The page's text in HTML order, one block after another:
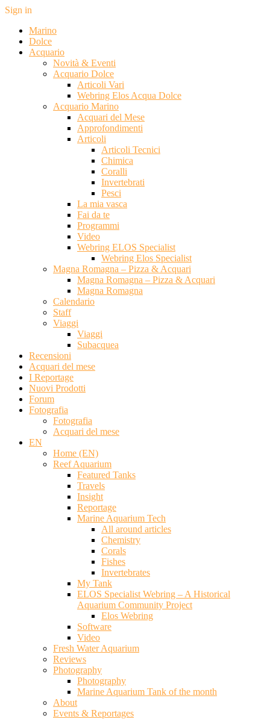
Sign in
Marino
Dolce
Acquario
Novità & Eventi
Acquario Dolce
Articoli Vari
Webring Elos Acqua Dolce
Acquario Marino
Acquari del Mese
Approfondimenti
Articoli
Articoli Tecnici
Chimica
Coralli
Invertebrati
Pesci
La mia vasca
Fai da te
Programmi
Video
Webring ELOS Specialist
Webring Elos Specialist
Magna Romagna – Pizza & Acquari
Magna Romagna – Pizza & Acquari
Magna Romagna
Calendario
Staff
Viaggi
Viaggi
Subacquea
Recensioni
Acquari del mese
I Reportage
Nuovi Prodotti
Forum
Fotografia
Fotografia
Acquari del mese
EN
Home (EN)
Reef Aquarium
Featured Tanks
Travels
Insight
Reportage
Marine Aquarium Tech
All around articles
Chemistry
Corals
Fishes
Invertebrates
My Tank
ELOS Specialist Webring – A Historical
Aquarium Community Project
Elos Webring
Software
Video
Fresh Water Aquarium
Reviews
Photography
Photography
Marine Aquarium Tank of the month
About
Events & Reportages